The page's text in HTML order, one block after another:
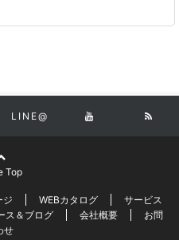
LINE@
Top
ジ WEBカタログ
サービス
ス＆ブログ 会社概要
お問
せ